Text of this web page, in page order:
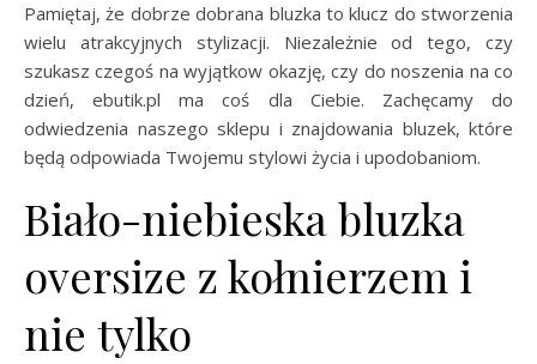
Pamiętaj, że dobrze dobrana bluzka to klucz do stworzenia
wielu atrakcyjnych stylizacji. Niezależnie od tego, czy
szukasz czegoś na wyjątkow okazję, czy do noszenia na co
dzień, ebutik.pl ma coś dla Ciebie. Zachęcamy do
odwiedzenia naszego sklepu i znajdowania bluzek, które
będą odpowiada Twojemu stylowi życia i upodobaniom.
Biało-niebieska bluzka
oversize z kołnierzem i
nie tylko